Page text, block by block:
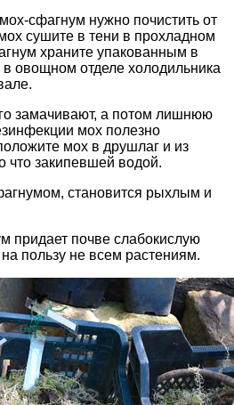
сфагнум нужно почистить от
сушите в тени в прохладном
храните упакованным в
овощном отделе холодильника
замачивают, а потом лишнюю
мох полезно
мох в друшлаг и из
что закипевшей водой.
становится рыхлым и
почве слабокислую
пользу не всем растениям.